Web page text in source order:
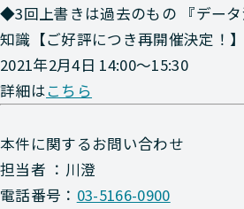
◆3回上書きは過去のもの 『デー
知識 【ご好評につき再開催決定！】
2021年2月4日 14:00～15:30
詳細はこちら
本件に関するお問い合わせ
担当者 ：川澄
電話番号： 03-5166-0900